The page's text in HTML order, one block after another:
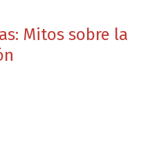
Mitos sobre la